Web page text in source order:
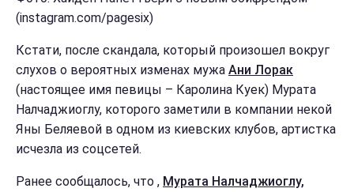
(instagram.com/pagesix)
Кстати, после скандала, который произошел вокруг
слухов о вероятных изменах мужа Ани Лорак
(настоящее имя певицы – Каролина Куек) Мурата
Налчаджиоглу, которого заметили в компании некой
Яны Беляевой в одном из киевских клубов, артистка
исчезла из соцсетей.
Ранее сообщалось, что , Мурата Налчаджиоглу,